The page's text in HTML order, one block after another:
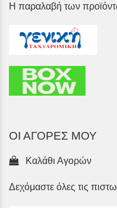
Η παραλαβή των
ΟΙ ΑΓΟΡΕΣ ΜΟΥ
Καλάθι Αγορών
Δεχόμαστε όλες τις